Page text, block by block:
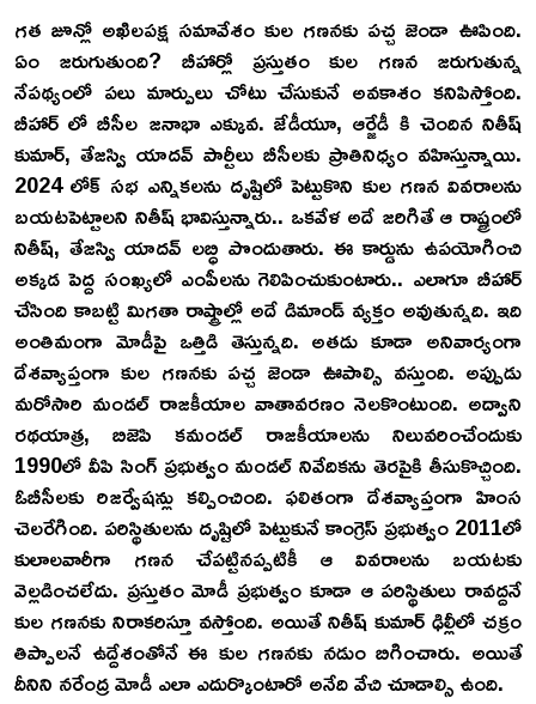
గత జూన్లో అఖిలపక్ష సమావేశం కుల గణనకు పచ్చ జెండా ఊపింది.
ఏం జరుగుతుంది? బీహార్లో ప్రస్తుతం కుల గణన జరుగుతున్న
నేపథ్యంలో పలు మార్పులు చోటు చేసుకునే అవకాశం కనిపిస్తోంది.
బీహార్ లో బీసీల జనాభా ఎక్కువ. జేడీయూ, ఆర్జేడీ కి చెందిన నితీష్
కుమార్, తేజస్వి యాదవ్ పార్టీలు బీసీలకు ప్రాతినిధ్యం వహిస్తున్నాయి.
2024 లోక్ సభ ఎన్నికలను దృష్టిలో పెట్టుకొని కుల గణన వివరాలను
బయటపెట్టాలని నితీష్ భావిస్తున్నారు.. ఒకవేళ అదే జరిగితే ఆ రాష్ట్రంలో
నితీష్, తేజస్వి యాదవ్ లబ్ధి పొందుతారు. ఈ కార్డును ఉపయోగించి
అక్కడ పెద్ద సంఖ్యలో ఎంపీలను గెలిపించుకుంటారు.. ఎలాగూ బీహార్
చేసింది కాబట్టి మిగతా రాష్ట్రాల్లో అదే డిమాండ్ వ్యక్తం అవుతున్నది. ఇది
అంతిమంగా మోడీపై ఒత్తిడి తెస్తున్నది. అతడు కూడా అనివార్యంగా
దేశవ్యాప్తంగా కుల గణనకు పచ్చ జెండా ఊపాల్సి వస్తుంది. అప్పుడు
మరోసారి మండల్ రాజకీయాల వాతావరణం నెలకొంటుంది. అద్వాని
రథయాత్ర, బిజెపి కమండల్ రాజకీయాలను నిలువరించేందుకు
1990లో వీపి సింగ్ ప్రభుత్వం మండల్ నివేదికను తెరపైకి తీసుకొచ్చింది.
ఓబీసీలకు రిజర్వేషన్లు కల్పించింది. ఫలితంగా దేశవ్యాప్తంగా హింస
చెలరేగింది. పరిస్థితులను దృష్టిలో పెట్టుకునే కాంగ్రెస్ ప్రభుత్వం 2011లో
కులాలవారీగా గణన చేపట్టినప్పటికీ ఆ వివరాలను బయటకు
వెల్లడించలేదు. ప్రస్తుతం మోడీ ప్రభుత్వం కూడా ఆ పరిస్థితులు రావద్దనే
కుల గణనకు నిరాకరిస్తూ వస్తోంది. అయితే నితీష్ కుమార్ ఢిల్లీలో చక్రం
తిప్పాలనే ఉద్దేశంతోనే ఈ కుల గణనకు నడుం బిగించారు. అయితే
దీనిని నరేంద్ర మోడీ ఎలా ఎదుర్కొంటారో అనేది వేచి చూడాల్సి ఉంది.